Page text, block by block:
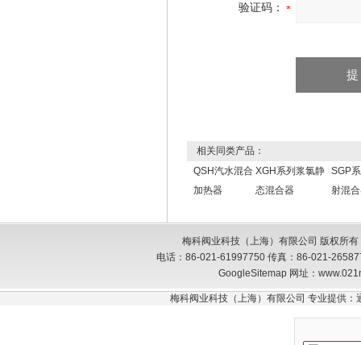
验证码：
相关同类产品：
QSH汽水混合
加热器
XGH系列浆氯静
态混合器
SGP
射混
梅科阀业科技（上海）有限公司 版权所
电话：86-021-61997750 传真：86-021-
GoogleSitemap网址：
梅科阀业科技（上海）有限公司 专业提供